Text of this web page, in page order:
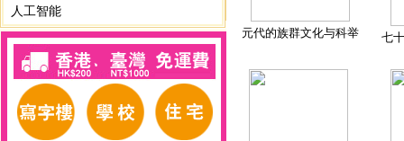
人工智能
元代的族群文化与科举 七